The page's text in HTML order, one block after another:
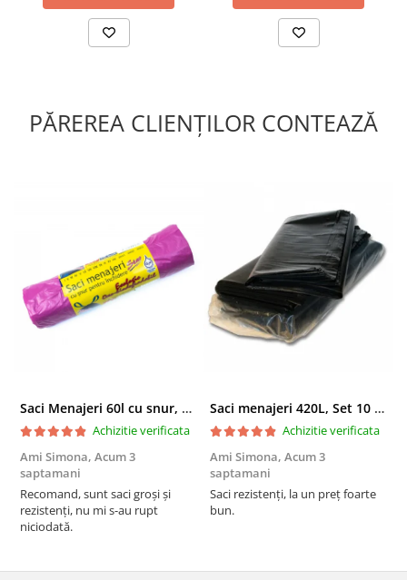
PĂREREA CLIENȚILOR CONTEAZĂ
Saci Menajeri 60l cu snur, Roz, 10buc/rola
Achizitie verificata
Ami Simona, Acum 3
saptamani
Recomand, sunt saci groși și
rezistenți, nu mi s-au rupt
niciodată.
Saci menajeri 420L, Set 10 bucati
Achizitie verificata
Ami Simona, Acum 3
saptamani
Saci rezistenți, la un preț foarte
bun.